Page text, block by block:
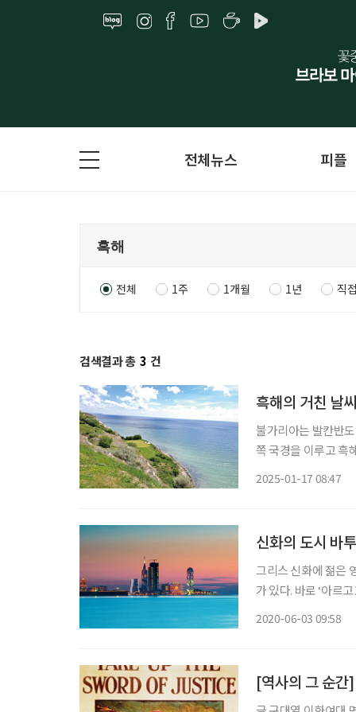
전체뉴스 피플
전체 1주 1개월 1년 직
검색결과 총 3 건
흑해의 거친 날
불가리아는 발칸반
쪽 국경을 이루고 흑
2025-01-17 08:47
신화의 도시 바
그리스 신화에 젊은
가 있다. 바로 ‘아르
2020-06-03 09:58
[역사의 그 순간